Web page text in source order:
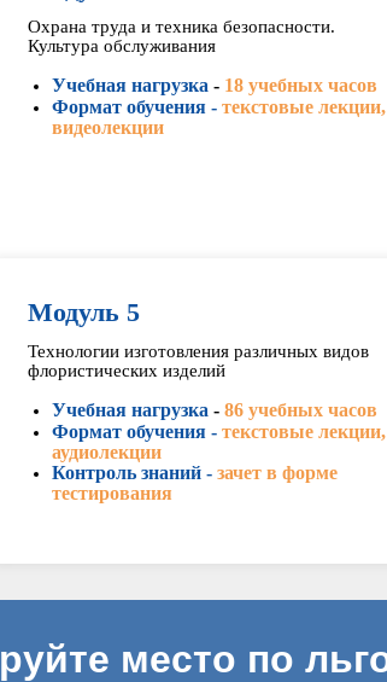
Охрана труда и техника безопасности.
Культура обслуживания
Учебная нагрузка - 18 учебных часов
Формат обучения - текстовые лекции,
видеолекции
Модуль 5
Технологии изготовления различных видов
флористических изделий
Учебная нагрузка - 86 учебных часов
Формат обучения - текстовые лекции,
аудиолекции
Контроль знаний -зачет в форме
тестирования
место по